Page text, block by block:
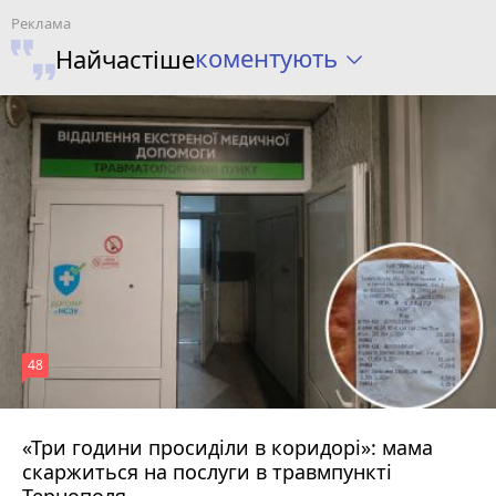
Найчастішекоментують
«Три години просиділи в коридорі»: мама
скаржиться на послуги в травмпункті
48
8 серпня 2026 р.